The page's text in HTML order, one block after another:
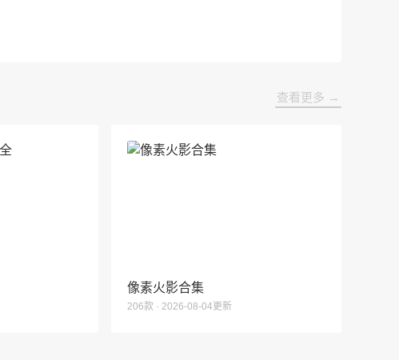
查看更多 →
像素火影合集
206款 · 2026-08-04更新